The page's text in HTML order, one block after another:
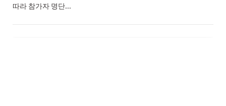
따라 참가자 명단…